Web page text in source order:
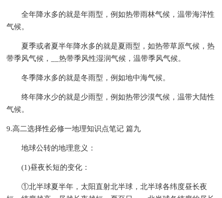
全年降水多的就是年雨型，例如热带雨林气候，温带海洋性
气候。
夏季或者夏半年降水多的就是夏雨型，如热带草原气候，热
带季风气候，__热带季风性湿润气候，温带季风气候。
冬季降水多的就是冬雨型，例如地中海气候。
终年降水少的就是少雨型，例如热带沙漠气候，温带大陆性
气候。
9.高二选择性必修一地理知识点笔记 篇九
地球公转的地理意义：
(1)昼夜长短的变化：
①北半球夏半年，太阳直射北半球，北半球各纬度昼长夜